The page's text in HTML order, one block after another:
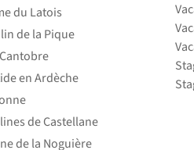
du Latois
de la Pique
en Ardèche
de Castellane
de la Noguière